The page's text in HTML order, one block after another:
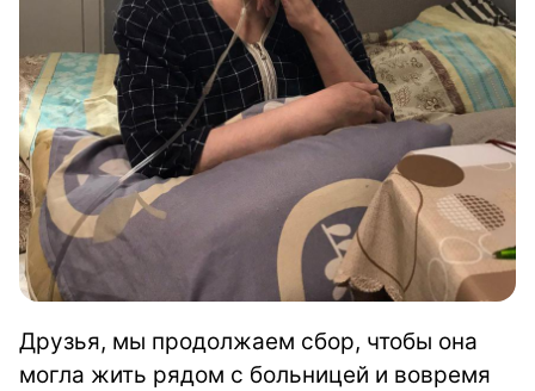
Друзья, мы продолжаем сбор, чтобы она
могла жить рядом с больницей и вовремя